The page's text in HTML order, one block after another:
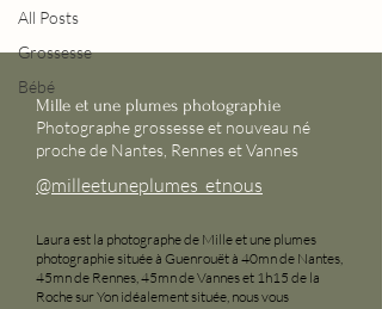
All Posts
Grossesse
Bébé
Mille et une plumes photographie
Photographe grossesse et nouveau né
proche de Nantes, Rennes et Vannes
@milleetuneplumes_etnous
Laura est la photographe de Mille et une plumes
photographie située à Guenrouët à 40mn de Nantes,
45mn de Rennes, 45mn de Vannes et 1h15 de la
Roche sur Yon idéalement située, nous vous